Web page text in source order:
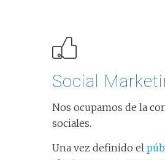
Social
Nos ocupamos de la
sociales.
Una vez definido el